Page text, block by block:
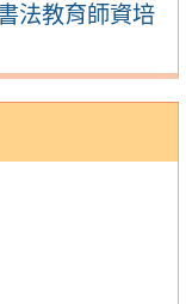
法教育師資培